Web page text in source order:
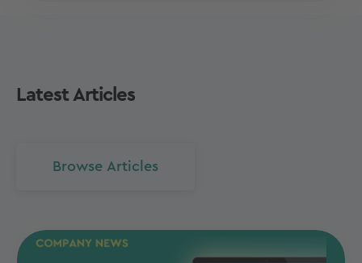
Latest Articles
Browse Articles